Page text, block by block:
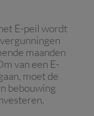
E-peil wordt
maanden
van een E-
moet de
bebouwing